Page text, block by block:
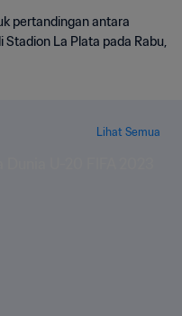
pertandingan antara
La Plata pada Rabu,
Lihat Semua